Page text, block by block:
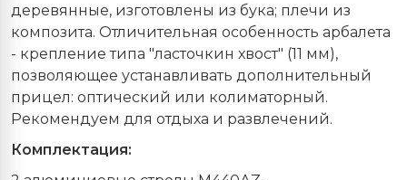
деревянные, изготовлены из бука; плечи из
композита. Отличительная особенность арбалета
- крепление типа "ласточкин хвост" (11 мм),
позволяющее устанавливать дополнительный
прицел: оптический или колиматорный.
Рекомендуем для отдыха и развлечений.
Комплектация: